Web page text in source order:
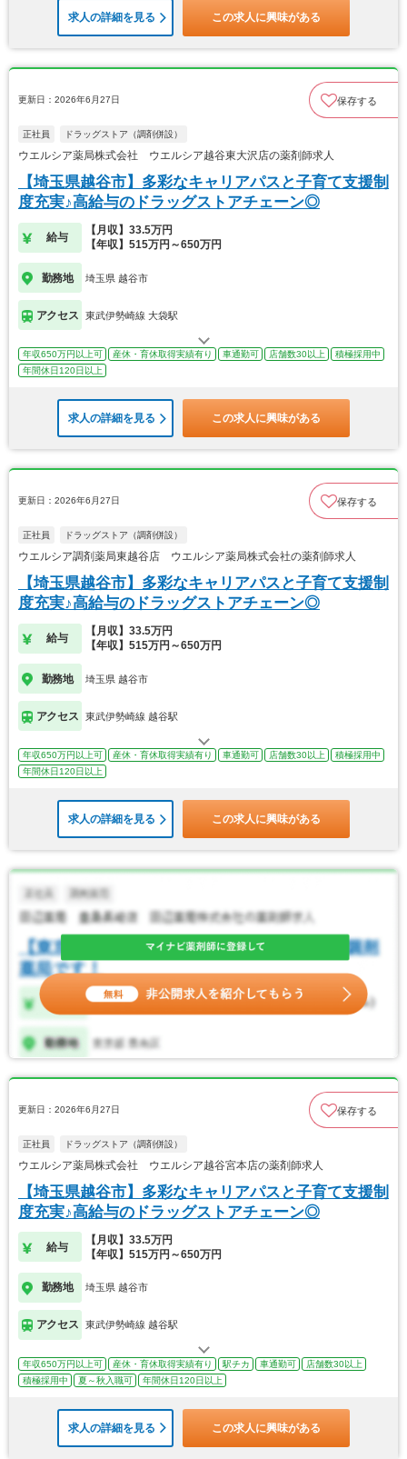
求人の詳細を見る この求人に興味がある
更新日：2026年6月27日 保存する
正社員 ドラッグストア（調剤併設）
ウエルシア薬局株式会社 ウエルシア越谷東大沢店の薬剤師求人
【埼玉県越谷市】多彩なキャリアパスと子育て支援制
度充実♪高給与のドラッグストアチェーン◎
給与
【月収】33.5万円
【年収】515万円～650万円
勤務地 埼玉県 越谷市
アクセス 東武伊勢崎線 大袋駅
年収650万円以上可 産休・育休取得実績有り 車通勤可 店舗数30以上
積極採用中
年間休日120日以上
求人の詳細を見る この求人に興味がある
更新日：2026年6月27日 保存する
正社員 ドラッグストア（調剤併設）
ウエルシア調剤薬局東越谷店 ウエルシア薬局株式会社の薬剤師求人
【埼玉県越谷市】多彩なキャリアパスと子育て支援制
度充実♪高給与のドラッグストアチェーン◎
給与
【月収】33.5万円
【年収】515万円～650万円
勤務地 埼玉県 越谷市
アクセス 東武伊勢崎線 越谷駅
年収650万円以上可 産休・育休取得実績有り 車通勤可 店舗数30以上
積極採用中
年間休日120日以上
求人の詳細を見る この求人に興味がある
更新日：2026年6月27日 保存する
正社員 ドラッグストア（調剤併設）
ウエルシア薬局株式会社 ウエルシア越谷宮本店の薬剤師求人
【埼玉県越谷市】多彩なキャリアパスと子育て支援制
度充実♪高給与のドラッグストアチェーン◎
給与
【月収】33.5万円
【年収】515万円～650万円
勤務地 埼玉県 越谷市
アクセス 東武伊勢崎線 越谷駅
年収650万円以上可 産休・育休取得実績有り 駅チカ 車通勤可
店舗数30以上
積極採用中
夏～秋入職可 年間休日120日以上
求人の詳細を見る この求人に興味がある